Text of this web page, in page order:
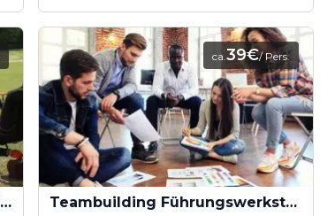
Outdoortraining für Teams und Führungskräfte
ca.39€/ Pers.
Teambuilding Führungswerkstatt/Teamwerkstatt